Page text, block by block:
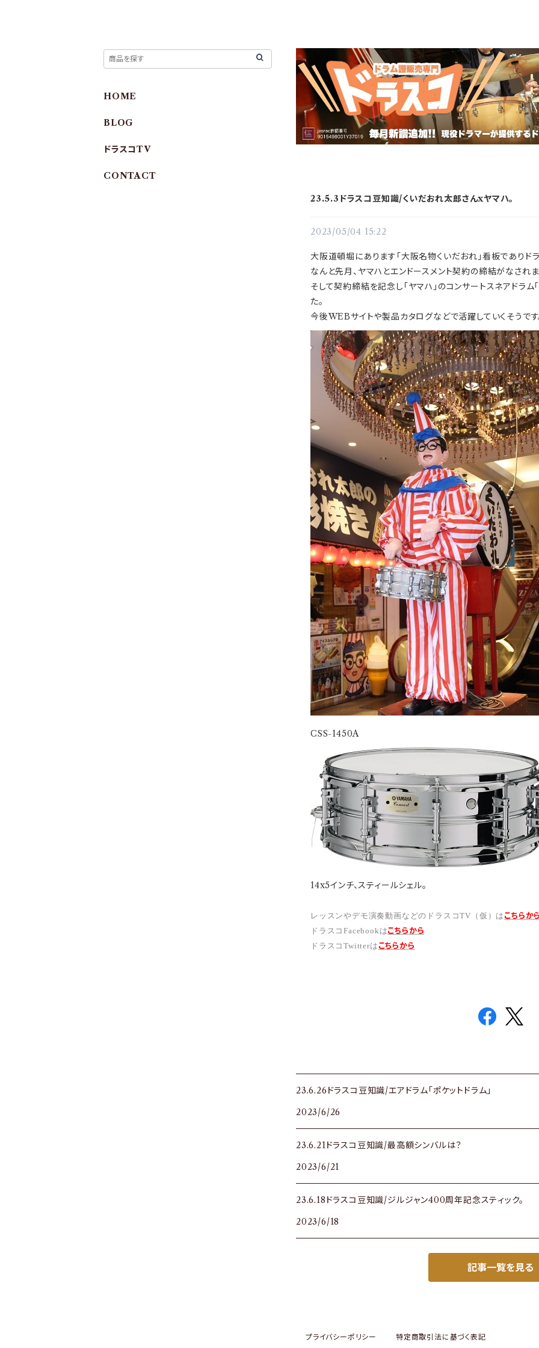
23.5.3ドラスコ豆知識/くいだおれ太郎さんxヤマハ。
2023/05/04 15:22
大阪道頓堀にあります「大阪名物くいだおれ」看板でありド
なんと先月、ヤマハとエンドースメント契約の締結がなされま
そして契約締結を記念し「ヤマハ」のコンサートスネアドラ
た。
今後WEBサイトや製品カタログなどで活躍していくそうです
CSS-1450A
14x5インチ、スティールシェル。
レッスンやデモ演奏動画などのドラスコTV（仮）は こちらか
ドラスコFacebookはこちらから
ドラスコTwitterは こちらから
23.6.26ドラスコ豆知識/エアドラム「ポケットドラム」
2023/6/26
23.6.21ドラスコ豆知識/最高額シンバルは？
2023/6/21
23.6.18ドラスコ豆知識/ジルジャン400周年記念スティック。
2023/6/18
記事一覧を見る
HOME
BLOG
ドラスコTV
CONTACT
プライバシーポリシー 特定商取引法に基づく表記